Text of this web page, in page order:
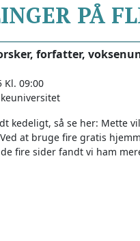
PÅ
forfatter,
Kl. 09:00
kedeligt, så se her: Mette
at bruge fire gratis
fire sider fandt vi ham